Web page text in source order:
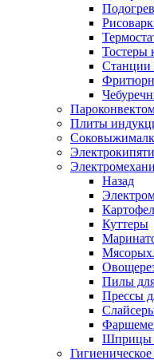
Тостеры
Станции
Плиты
Назад
Куттеры
Пилы
Прессы
Шприцы